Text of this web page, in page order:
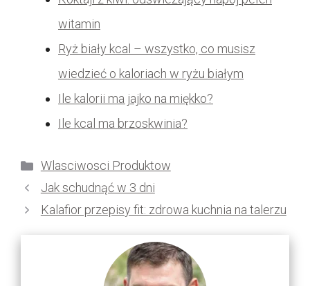
witamin
Ryż biały kcal – wszystko, co musisz
wiedzieć o kaloriach w ryżu białym
Ile kalorii ma jajko na miękko?
Ile kcal ma brzoskwinia?
Kategorie
Wlasciwosci Produktow
Jak schudnąć w 3 dni
Kalafior przepisy fit: zdrowa kuchnia na talerzu